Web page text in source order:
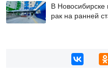
В
рак на ранней